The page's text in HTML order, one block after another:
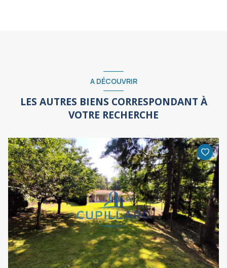
A DÉCOUVRIR
LES AUTRES BIENS CORRESPONDANT À
VOTRE RECHERCHE